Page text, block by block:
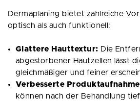
Dermaplaning bietet zahlreiche
optisch als auch funktionell:
Glattere Hauttextur: Die
abgestorbener Hautzellen lässt
gleichmäßiger und feiner
Verbesserte
können nach der Behandlung